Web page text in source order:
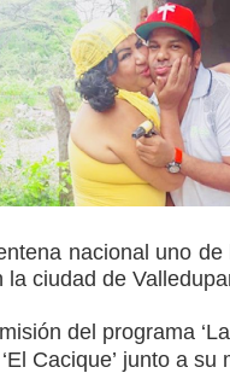
nacional uno de
la ciudad de
del programa ‘
Cacique’ junto a su